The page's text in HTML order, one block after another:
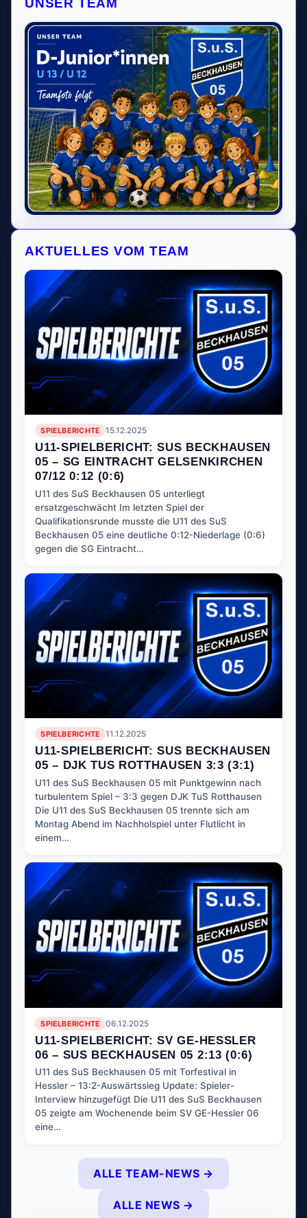
AKTUELLES VOM TEAM
SPIELBERICHTE 15.12.2025
U11-SPIELBERICHT: SUS BECKHAUSEN
05 – SG EINTRACHT GELSENKIRCHEN
07/12 0:12 (0:6)
U11 des SuS Beckhausen 05 unterliegt
ersatzgeschwächt Im letzten Spiel der
Qualifikationsrunde musste die U11 des SuS
Beckhausen 05 eine deutliche 0:12-Niederlage (0:6)
gegen die SG Eintracht…
SPIELBERICHTE 11.12.2025
U11-SPIELBERICHT: SUS BECKHAUSEN
05 – DJK TUS ROTTHAUSEN 3:3 (3:1)
U11 des SuS Beckhausen 05 mit Punktgewinn nach
turbulentem Spiel – 3:3 gegen DJK TuS Rotthausen
Die U11 des SuS Beckhausen 05 trennte sich am
Montag Abend im Nachholspiel unter Flutlicht in
einem…
SPIELBERICHTE 06.12.2025
U11-SPIELBERICHT: SV GE-HESSLER
06 – SUS BECKHAUSEN 05 2:13 (0:6)
U11 des SuS Beckhausen 05 mit Torfestival in
Hessler – 13:2-Auswärtssieg Update: Spieler-
Interview hinzugefügt Die U11 des SuS Beckhausen
05 zeigte am Wochenende beim SV GE-Hessler 06
eine…
ALLE TEAM-NEWS →
ALLE NEWS →